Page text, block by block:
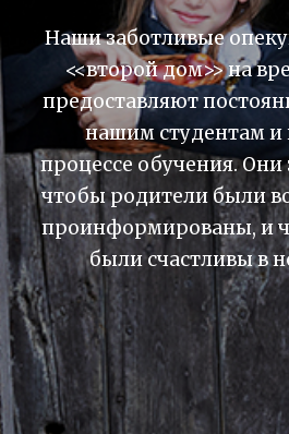
Наши опытные
уроки на дому, в
нас есть
гувернеры, а также
которые готовят к
течение
время
Наши заботливые
<<второй дом>> на
предоставляют
нашим студентам и
процессе обучения. Они
чтобы родители были
проинформированы, и
были счастливы в